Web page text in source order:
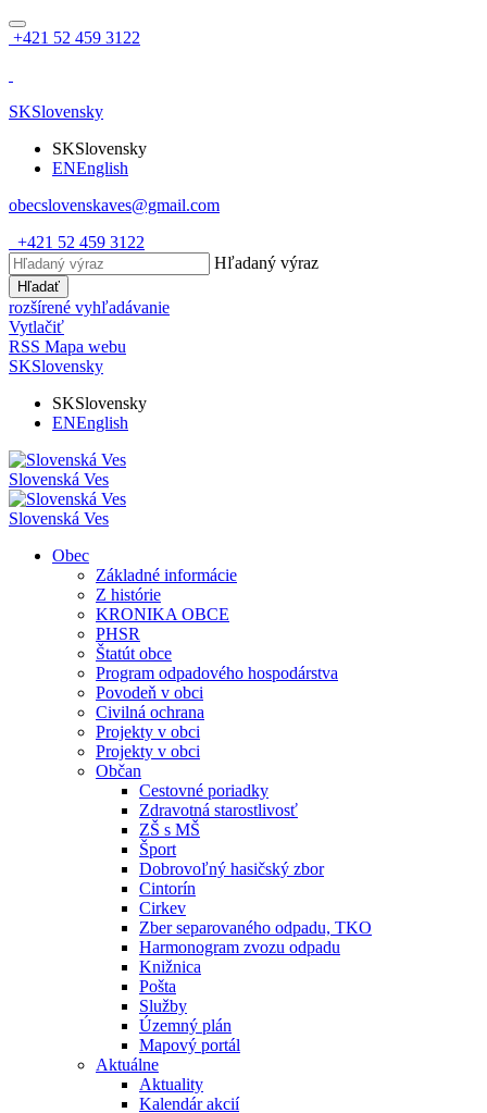
+421 52 459 3122
SKSlovensky
SKSlovensky
ENEnglish
obecslovenskaves@gmail.com
+421 52 459 3122
Hľadaný výraz
Hľadať
rozšírené vyhľadávanie
Vytlačiť
RSS Mapa webu
SKSlovensky
SKSlovensky
ENEnglish
Slovenská Ves
Slovenská Ves
Obec
Základné informácie
Z histórie
KRONIKA OBCE
PHSR
Štatút obce
Program odpadového hospodárstva
Povodeň v obci
Civilná ochrana
Projekty v obci
Projekty v obci
Občan
Cestovné poriadky
Zdravotná starostlivosť
ZŠ s MŠ
Šport
Dobrovoľný hasičský zbor
Cintorín
Cirkev
Zber separovaného odpadu, TKO
Harmonogram zvozu odpadu
Knižnica
Pošta
Služby
Územný plán
Mapový portál
Aktuálne
Aktuality
Kalendár akcií